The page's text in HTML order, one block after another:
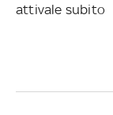
attivale subito